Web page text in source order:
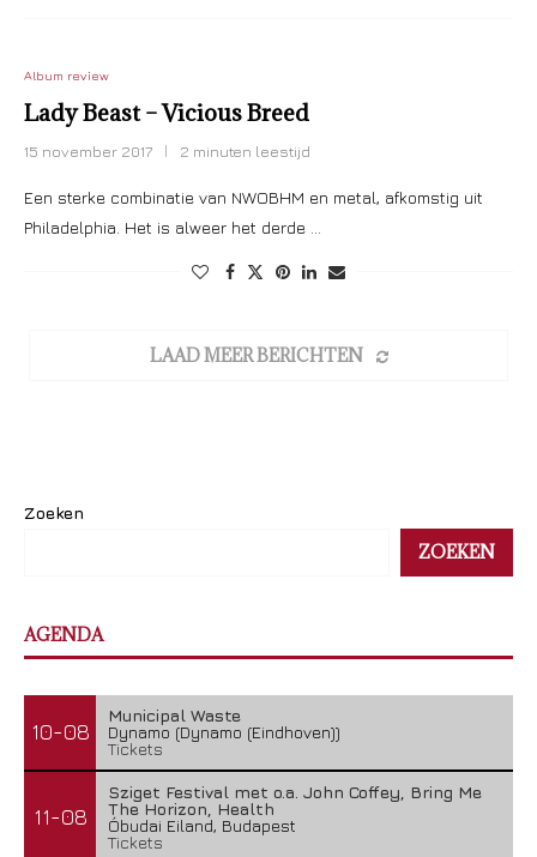
Album review
Lady Beast – Vicious Breed
15 november 2017 2 minuten leestijd
Een sterke combinatie van NWOBHM en metal, afkomstig uit
Philadelphia. Het is alweer het derde …
LAAD MEER BERICHTEN
Zoeken
ZOEKEN
AGENDA
10-08
Municipal Waste
Dynamo (Dynamo (Eindhoven))
Tickets
11-08
Sziget Festival met o.a. John Coffey, Bring Me
The Horizon, Health
Óbudai Eiland, Budapest
Tickets